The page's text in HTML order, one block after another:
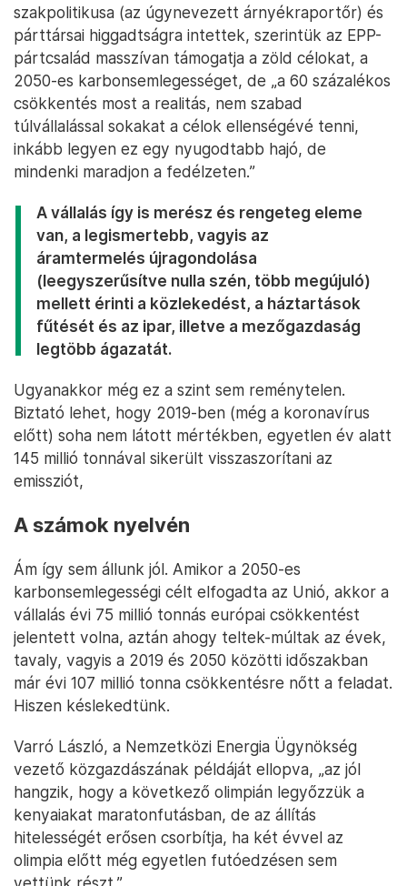
szakpolitikusa (az úgynevezett árnyékraportőr) és
párttársai higgadtságra intettek, szerintük az EPP-
pártcsalád masszívan támogatja a zöld célokat, a
2050-es karbonsemlegességet, de „a 60 százalékos
csökkentés most a realitás, nem szabad
túlvállalással sokakat a célok ellenségévé tenni,
inkább legyen ez egy nyugodtabb hajó, de
mindenki maradjon a fedélzeten.”
A vállalás így is merész és rengeteg eleme
van, a legismertebb, vagyis az
áramtermelés újragondolása
(leegyszerűsítve nulla szén, több megújuló)
mellett érinti a közlekedést, a háztartások
fűtését és az ipar, illetve a mezőgazdaság
legtöbb ágazatát.
Ugyanakkor még ez a szint sem reménytelen.
Biztató lehet, hogy 2019-ben (még a koronavírus
előtt) soha nem látott mértékben, egyetlen év alatt
145 millió tonnával sikerült visszaszorítani az
emissziót,
A számok nyelvén
Ám így sem állunk jól. Amikor a 2050-es
karbonsemlegességi célt elfogadta az Unió, akkor a
vállalás évi 75 millió tonnás európai csökkentést
jelentett volna, aztán ahogy teltek-múltak az évek,
tavaly, vagyis a 2019 és 2050 közötti időszakban
már évi 107 millió tonna csökkentésre nőtt a feladat.
Hiszen késlekedtünk.
Varró László, a Nemzetközi Energia Ügynökség
vezető közgazdászának példáját ellopva, „az jól
hangzik, hogy a következő olimpián legyőzzük a
kenyaiakat maratonfutásban, de az állítás
hitelességét erősen csorbítja, ha két évvel az
olimpia előtt még egyetlen futóedzésen sem